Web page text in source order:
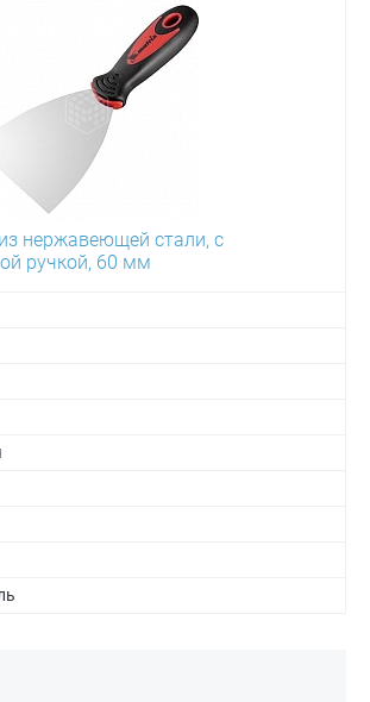
нержавеющей стали, с
ручкой, 60 мм